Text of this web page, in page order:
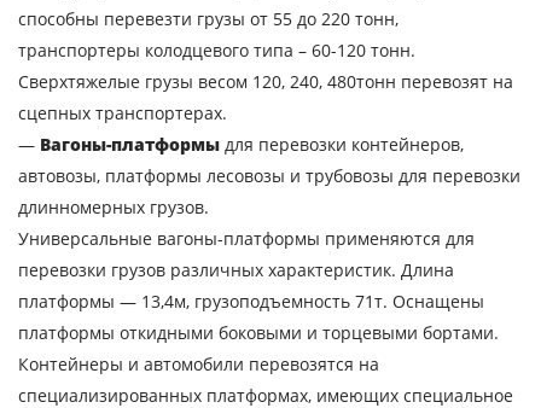
способны перевезти грузы от 55 до 220 тонн,
транспортеры колодцевого типа – 60-120 тонн.
Сверхтяжелые грузы весом 120, 240, 480тонн перевозят на
сцепных транспортерах.
— Вагоны-платформы для перевозки контейнеров,
автовозы, платформы лесовозы и трубовозы для перевозки
длинномерных грузов.
Универсальные вагоны-платформы применяются для
перевозки грузов различных характеристик. Длина
платформы — 13,4м, грузоподъемность 71т. Оснащены
платформы откидными боковыми и торцевыми бортами.
Контейнеры и автомобили перевозятся на
специализированных платформах, имеющих специальное
Контактный телефон
E-mail
Отправляя заявку, вы соглашаетесь на
обработку персональных данных.
ОТПРАВИТЬ